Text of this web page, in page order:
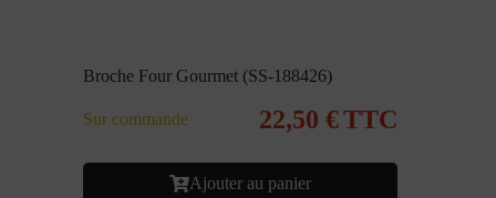
Broche Four Gourmet (SS-188426)
Sur commande 22,50 €TTC
Ajouter au panier